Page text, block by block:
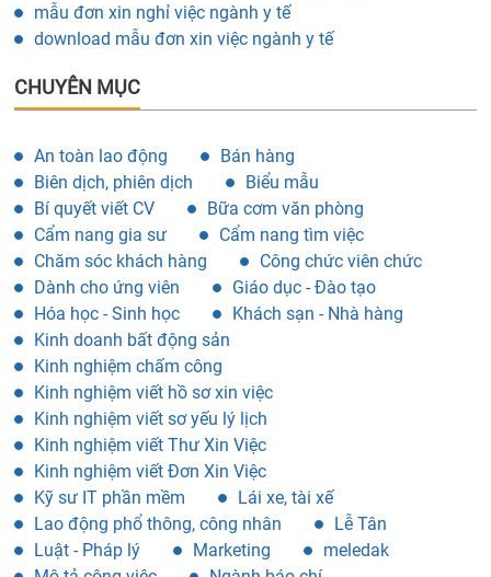
mẫu đơn xin nghỉ việc ngành y tế
download mẫu đơn xin việc ngành y tế
CHUYÊN MỤC
An toàn lao động
Bán hàng
Biên dịch, phiên dịch
Biểu mẫu
Bí quyết viết CV
Bữa cơm văn phòng
Cẩm nang gia sư
Cẩm nang tìm việc
Chăm sóc khách hàng
Công chức viên chức
Dành cho ứng viên
Giáo dục - Đào tạo
Hóa học - Sinh học
Khách sạn - Nhà hàng
Kinh doanh bất động sản
Kinh nghiệm chấm công
Kinh nghiệm viết hồ sơ xin việc
Kinh nghiệm viết sơ yếu lý lịch
Kinh nghiệm viết Thư Xin Việc
Kinh nghiệm viết Đơn Xin Việc
Kỹ sư IT phần mềm
Lái xe, tài xế
Lao động phổ thông, công nhân
Lễ Tân
Luật - Pháp lý
Marketing
meledak